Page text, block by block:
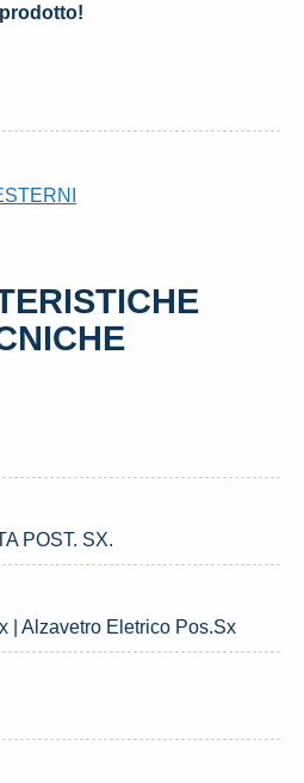
POST. SX.
| Alzavetro Eletrico Pos.Sx